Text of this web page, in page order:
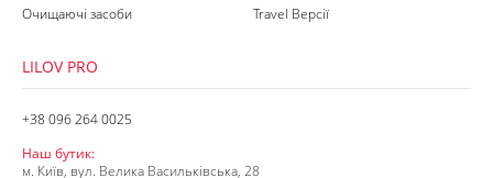
Очищаючі засоби
Travel Версії
LILOV PRO
+38 096 264 0025
Наш бутик:
м. Київ, вул. Велика Васильківська, 28